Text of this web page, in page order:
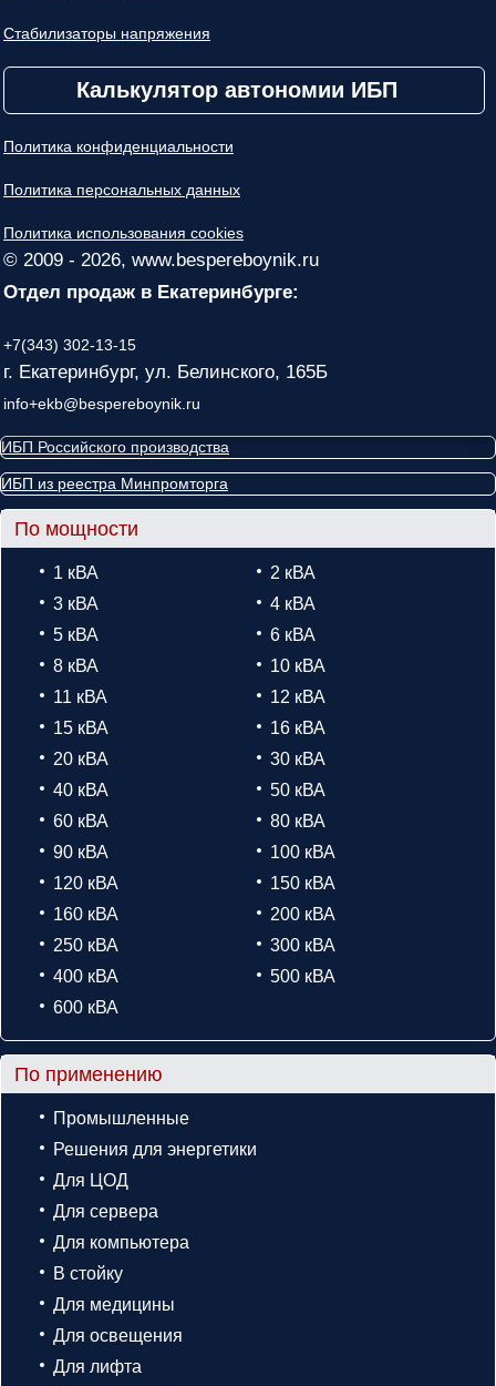
Стабилизаторы напряжения
Калькулятор автономии ИБП
Политика конфиденциальности
Политика персональных данных
Политика использования cookies
© 2009 - 2026, www.bespereboynik.ru
Отдел продаж в Екатеринбурге:
+7(343) 302-13-15
г. Екатеринбург, ул. Белинского, 165Б
info+ekb@bespereboynik.ru
ИБП Российского производства
ИБП из реестра Минпромторга
По мощности
1 кВА
2 кВА
3 кВА
4 кВА
5 кВА
6 кВА
8 кВА
10 кВА
11 кВА
12 кВА
15 кВА
16 кВА
20 кВА
30 кВА
40 кВА
50 кВА
60 кВА
80 кВА
90 кВА
100 кВА
120 кВА
150 кВА
160 кВА
200 кВА
250 кВА
300 кВА
400 кВА
500 кВА
600 кВА
По применению
Промышленные
Решения для энергетики
Для ЦОД
Для сервера
Для компьютера
В стойку
Для медицины
Для освещения
Для лифта